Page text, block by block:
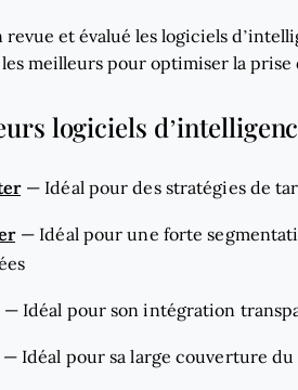
revue et évalué les logiciels
meilleurs pour optimiser la
logiciels
— Idéal pour des stratégies de
— Idéal pour une forte
— Idéal pour son intégration
— Idéal pour sa large couverture